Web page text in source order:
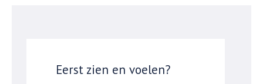
Eerst zien en voelen?